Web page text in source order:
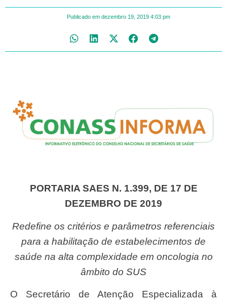
Publicado em dezembro 19, 2019 4:03 pm
PORTARIA SAES N. 1.399, DE 17 DE
DEZEMBRO DE 2019
Redefine os critérios e parâmetros referenciais
para a habilitação de estabelecimentos de
saúde na alta complexidade em oncologia no
âmbito do SUS
O Secretário de Atenção Especializada à